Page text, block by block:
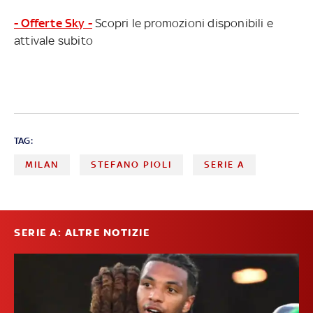
- Offerte Sky - Scopri le promozioni disponibili e
attivale subito
TAG:
MILAN STEFANO PIOLI SERIE A
SERIE A: ALTRE NOTIZIE